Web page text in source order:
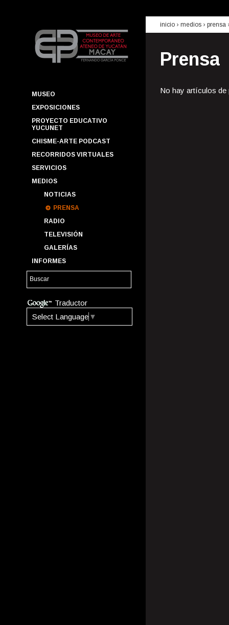
MUSEO
EXPOSICIONES
PROYECTO EDUCATIVO
YUCUNET
CHISME-ARTE PODCAST
RECORRIDOS VIRTUALES
SERVICIOS
MEDIOS
NOTICIAS
PRENSA
RADIO
TELEVISIÓN
GALERÍAS
INFORMES
Traductor
Select Language ▼
inicio › medios › prensa
Prensa
No hay artículos de